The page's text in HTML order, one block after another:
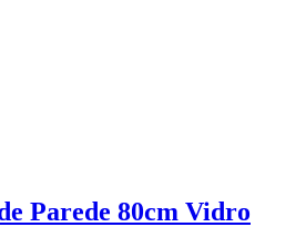
Parede 80cm Vidro